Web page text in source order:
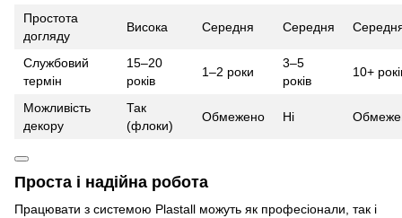
Простота
догляду
Висока Середня Середня
Службовий
термін
15–20
років
1–2 роки
3–5
років
10+
Можливість
декору
Так
(флоки)
Обмежено Ні
Проста і надійна робота
Працювати з системою Plastall можуть як професіонали, так і